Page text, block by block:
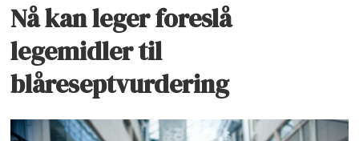
Nå kan leger foreslå
legemidler til
blåreseptvurdering